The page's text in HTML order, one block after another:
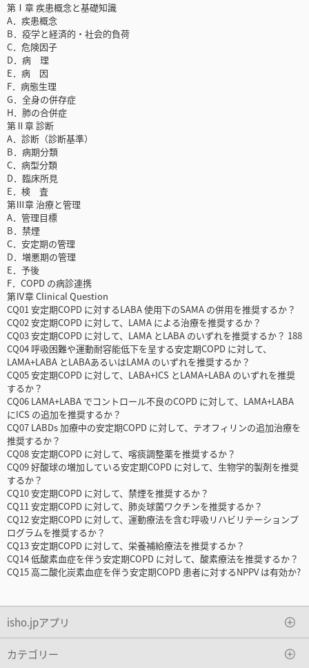
第Ⅰ章 疾患概念と基礎知識
A．疾患概念
B．疫学と経済的・社会的負荷
C．危険因子
D．病 理
E．病 因
F．病態生理
G．全身の併存症
H．肺の合併症
第Ⅱ章 診断
A．診断（診断基準）
B．病期分類
C．病型分類
D．臨床所見
E．検 査
第Ⅲ章 治療と管理
A．管理目標
B．禁煙
C．安定期の管理
D．増悪期の管理
E．予後
F．COPD の病診連携
第Ⅳ章 Clinical Question
CQ01 安定期COPD に対するLABA 使用下のSAMA の併用を推奨するか？
CQ02 安定期COPD に対して、LAMA による治療を推奨するか？
CQ03 安定期COPD に対して、LAMA とLABA のいずれを推奨するか？ 188
CQ04 呼吸困難や運動耐容能低下を呈する安定期COPD に対して、
LAMA+LABA とLABAあるいはLAMA のいずれを推奨するか？
CQ05 安定期COPD に対して、LABA+ICS とLAMA+LABA のいずれを推奨
するか？
CQ06 LAMA+LABA でコントロール不良のCOPD に対して、LAMA+LABA
にICS の追加を推奨するか？
CQ07 LABDs 加療中の安定期COPD に対して、テオフィリンの追加治療を
推奨するか？
CQ08 安定期COPD に対して、喀痰調整薬を推奨するか？
CQ09 好酸球の増加している安定期COPD に対して、生物学的製剤を推奨
するか？
CQ10 安定期COPD に対して、禁煙を推奨するか？
CQ11 安定期COPD に対して、肺炎球菌ワクチンを推奨するか？
CQ12 安定期COPD に対して、運動療法を含む呼吸リハビリテーションプ
ログラムを推奨するか？
CQ13 安定期COPD に対して、栄養補給療法を推奨するか？
CQ14 低酸素血症を伴う安定期COPD に対して、酸素療法を推奨するか？
CQ15 高二酸化炭素血症を伴う安定期COPD 患者に対するNPPV は有効か?
isho.jpアプリ
カテゴリー